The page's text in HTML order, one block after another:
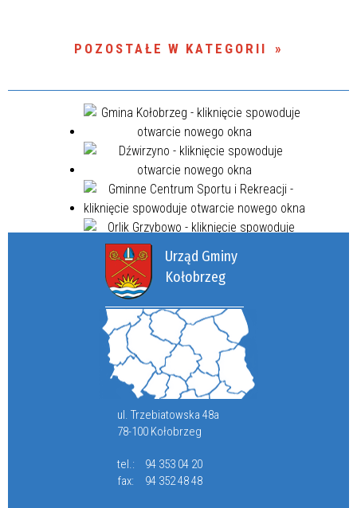
POZOSTAŁE W KATEGORII
Urząd Gminy
Kołobrzeg
ul. Trzebiatowska 48a
78-100 Kołobrzeg
tel.:
94 353 04 20
fax:
94 352 48 48